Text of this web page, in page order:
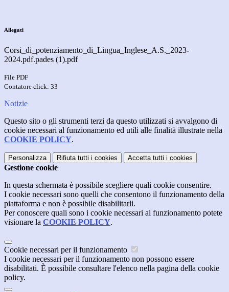
Allegati
Corsi_di_potenziamento_di_Lingua_Inglese_A.S._2023-
2024.pdf.pades (1).pdf
File PDF
Contatore click: 33
Notizie
Questo sito o gli strumenti terzi da questo utilizzati si avvalgono di
cookie necessari al funzionamento ed utili alle finalità illustrate nella
COOKIE POLICY.
Personalizza Rifiuta tutti i cookies Accetta tutti i cookies
Gestione cookie
In questa schermata è possibile scegliere quali cookie consentire.
I cookie necessari sono quelli che consentono il funzionamento della
piattaforma e non è possibile disabilitarli.
Per conoscere quali sono i cookie necessari al funzionamento potete
visionare la COOKIE POLICY.
Cookie necessari per il funzionamento
I cookie necessari per il funzionamento non possono essere
disabilitati. È possibile consultare l'elenco nella pagina della cookie
policy.